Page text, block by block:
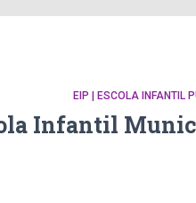
EIP | ESCOLA INFANTIL
Infantil